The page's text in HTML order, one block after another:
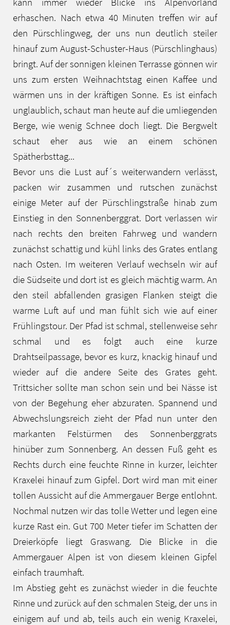
erhaschen. Nach etwa 40 Minuten treffen wir auf
den Pürschlingweg, der uns nun deutlich steiler
hinauf zum August-Schuster-Haus (Pürschlinghaus)
bringt. Auf der sonnigen kleinen Terrasse gönnen wir
uns zum ersten Weihnachtstag einen Kaffee und
wärmen uns in der kräftigen Sonne. Es ist einfach
unglaublich, schaut man heute auf die umliegenden
Berge, wie wenig Schnee doch liegt. Die Bergwelt
schaut eher aus wie an einem schönen
Spätherbsttag...
Bevor uns die Lust auf´s weiterwandern verlässt,
packen wir zusammen und rutschen zunächst
einige Meter auf der Pürschlingstraße hinab zum
Einstieg in den Sonnenberggrat. Dort verlassen wir
nach rechts den breiten Fahrweg und wandern
zunächst schattig und kühl links des Grates entlang
nach Osten. Im weiteren Verlauf wechseln wir auf
die Südseite und dort ist es gleich mächtig warm. An
den steil abfallenden grasigen Flanken steigt die
warme Luft auf und man fühlt sich wie auf einer
Frühlingstour. Der Pfad ist schmal, stellenweise sehr
schmal und es folgt auch eine kurze
Drahtseilpassage, bevor es kurz, knackig hinauf und
wieder auf die andere Seite des Grates geht.
Trittsicher sollte man schon sein und bei Nässe ist
von der Begehung eher abzuraten. Spannend und
Abwechslungsreich zieht der Pfad nun unter den
markanten Felstürmen des Sonnenberggrats
hinüber zum Sonnenberg. An dessen Fuß geht es
Rechts durch eine feuchte Rinne in kurzer, leichter
Kraxelei hinauf zum Gipfel. Dort wird man mit einer
tollen Aussicht auf die Ammergauer Berge entlohnt.
Nochmal nutzen wir das tolle Wetter und legen eine
kurze Rast ein. Gut 700 Meter tiefer im Schatten der
Dreierköpfe liegt Graswang. Die Blicke in die
Ammergauer Alpen ist von diesem kleinen Gipfel
einfach traumhaft.
Im Abstieg geht es zunächst wieder in die feuchte
Rinne und zurück auf den schmalen Steig, der uns in
einigem auf und ab, teils auch ein wenig Kraxelei,